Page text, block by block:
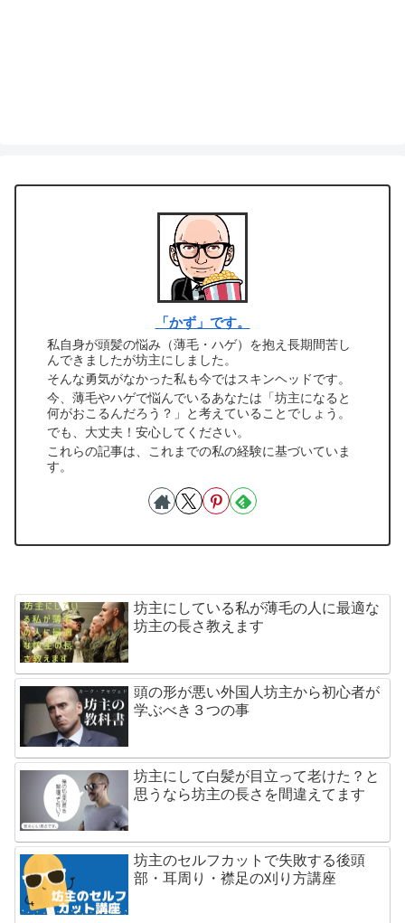
「かず」です。
私自身が頭髪の悩み（薄毛・ハゲ）を抱え長期間苦し
んできましたが坊主にしました。
そんな勇気がなかった私も今ではスキンヘッドです。
今、薄毛やハゲで悩んでいるあなたは「坊主になると
何がおこるんだろう？」と考えていることでしょう。
でも、大丈夫！安心してください。
これらの記事は、これまでの私の経験に基づいていま
す。
坊主にしている私が薄毛の人に最適な
坊主の長さ教えます
頭の形が悪い外国人坊主から初心者が
学ぶべき３つの事
坊主にして白髪が目立って老けた？と
思うなら坊主の長さを間違えてます
坊主のセルフカットで失敗する後頭
部・耳周り・襟足の刈り方講座